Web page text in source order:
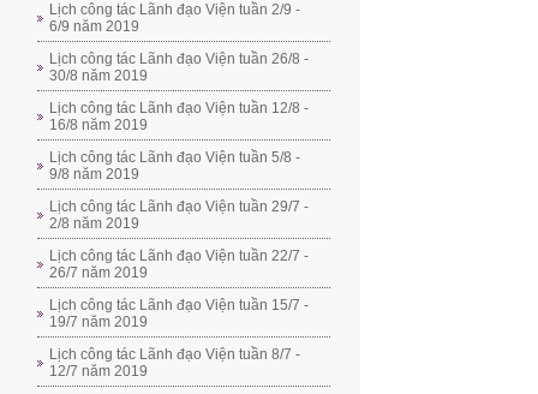
Lịch công tác Lãnh đạo Viện tuần 2/9 -
6/9 năm 2019
Lịch công tác Lãnh đạo Viện tuần 26/8 -
30/8 năm 2019
Lịch công tác Lãnh đạo Viện tuần 12/8 -
16/8 năm 2019
Lịch công tác Lãnh đạo Viện tuần 5/8 -
9/8 năm 2019
Lịch công tác Lãnh đạo Viện tuần 29/7 -
2/8 năm 2019
Lịch công tác Lãnh đạo Viện tuần 22/7 -
26/7 năm 2019
Lịch công tác Lãnh đạo Viện tuần 15/7 -
19/7 năm 2019
Lịch công tác Lãnh đạo Viện tuần 8/7 -
12/7 năm 2019